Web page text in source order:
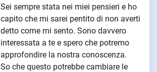
Sei sempre stata nei miei pensieri e ho
capito che mi sarei pentito di non averti
detto come mi sento. Sono davvero
interessata a te e spero che potremo
approfondire la nostra conoscenza.
So che questo potrebbe cambiare le